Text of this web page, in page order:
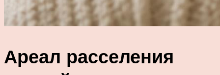
Ареал расселения